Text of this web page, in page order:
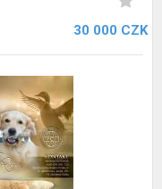
30 000 CZK